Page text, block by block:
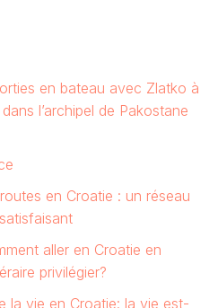
en bateau avec Zlatko à
l’archipel de Pakostane
en Croatie : un réseau
aller en Croatie en
privilégier?
la vie en Croatie: la vie est-